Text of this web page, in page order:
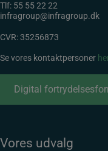
Tlf: 55 55 22 22
infragroup@infragroup.dk
CVR: 35256873
Se vores kontaktpersoner
Digital
Vores udvalg